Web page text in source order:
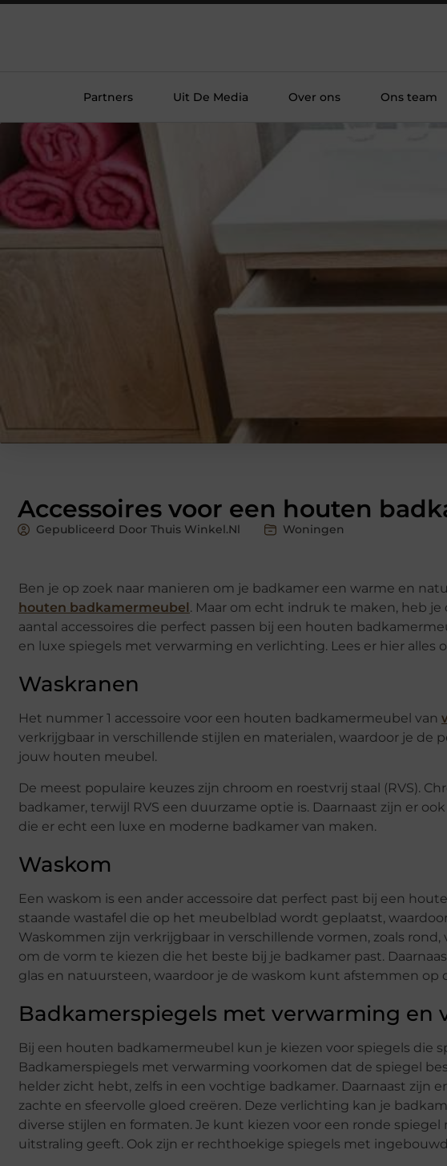
Partners Uit De Media Over ons Ons team
Accessoires voor een houten
Gepubliceerd Door Thuis Winkel.nl Woningen
Ben je op zoek naar manieren om je badkamer een warme en
houten badkamermeubel . Maar om echt indruk te maken, heb
aantal accessoires die perfect passen bij een houten
en luxe spiegels met verwarming en verlichting. Lees er hier alles
Waskranen
Het nummer 1 accessoire voor een houten badkamermeubel van
verkrijgbaar in verschillende stijlen en materialen, waardoor je de
jouw houten meubel.
De meest populaire keuzes zijn chroom en roestvrij staal (RVS).
badkamer, terwijl RVS een duurzame optie is. Daarnaast zijn er
die er echt een luxe en moderne badkamer van maken.
Waskom
Een waskom is een ander accessoire dat perfect past bij een
staande wastafel die op het meubelblad wordt geplaatst,
Waskommen zijn verkrijgbaar in verschillende vormen, zoals
om de vorm te kiezen die het beste bij je badkamer past.
glas en natuursteen, waardoor je de waskom kunt afstemmen
Badkamerspiegels met verwarming en
Bij een houten badkamermeubel kun je kiezen voor spiegels die
Badkamerspiegels met verwarming voorkomen dat de spiegel
helder zicht hebt, zelfs in een vochtige badkamer. Daarnaast zijn
zachte en sfeervolle gloed creëren. Deze verlichting kan je
diverse stijlen en formaten. Je kunt kiezen voor een ronde
uitstraling geeft. Ook zijn er rechthoekige spiegels met